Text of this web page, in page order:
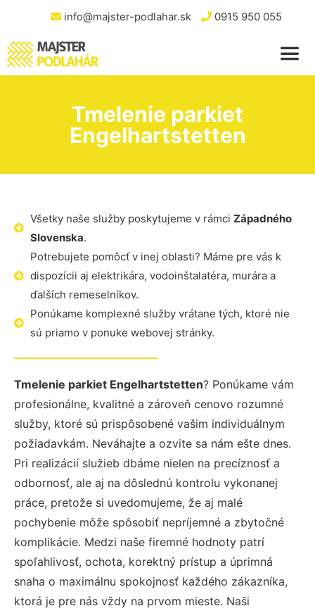
info@majster-podlahar.sk 0915 950 055
Tmelenie parkiet
Engelhartstetten
Všetky naše služby poskytujeme v rámci Západného
Slovenska.
Potrebujete pomôcť v inej oblasti? Máme pre vás k
dispozícii aj elektrikára, vodoinštalatéra, murára a
ďalších remeselníkov.
Ponúkame komplexné služby vrátane tých, ktoré nie
sú priamo v ponuke webovej stránky.
Tmelenie parkiet Engelhartstetten? Ponúkame vám
profesionálne, kvalitné a zároveň cenovo rozumné
služby, ktoré sú prispôsobené vašim individuálnym
požiadavkám. Neváhajte a ozvite sa nám ešte dnes.
Pri realizácií služieb dbáme nielen na precíznosť a
odbornosť, ale aj na dôslednú kontrolu vykonanej
práce, pretože si uvedomujeme, že aj malé
pochybenie môže spôsobiť nepríjemné a zbytočné
komplikácie. Medzi naše firemné hodnoty patrí
spoľahlivosť, ochota, korektný prístup a úprimná
snaha o maximálnu spokojnosť každého zákazníka,
ktorá je pre nás vždy na prvom mieste. Naši